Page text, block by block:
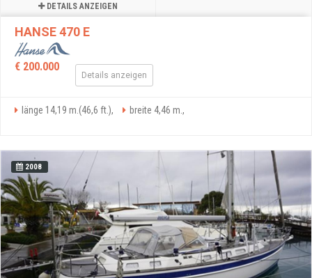
DETAILS ANZEIGEN
HANSE 470 E
€ 200.000
Details anzeigen
länge 14,19 m.(46,6 ft.), breite 4,46 m.,
2008